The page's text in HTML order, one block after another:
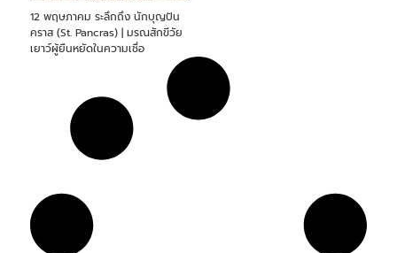
12 พฤษภาคม ระลึกถึง นักบุญปัน
คราส (St. Pancras) | มรณสักขีวัย
เยาว์ผู้ยืนหยัดในความเชื่อ